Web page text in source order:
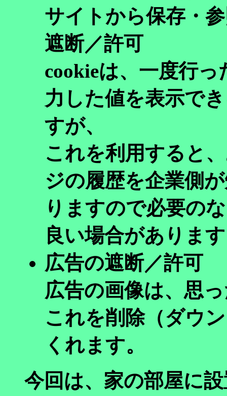
サイトから保存・
遮断／許可
cookieは、一度行
力した値を表示で
すが、
これを利用すると
ジの履歴を企業側
りますので必要の
良い場合がありま
広告の遮断／許可
広告の画像は、思
これを削除（ダウ
くれます。
今回は、家の部屋に